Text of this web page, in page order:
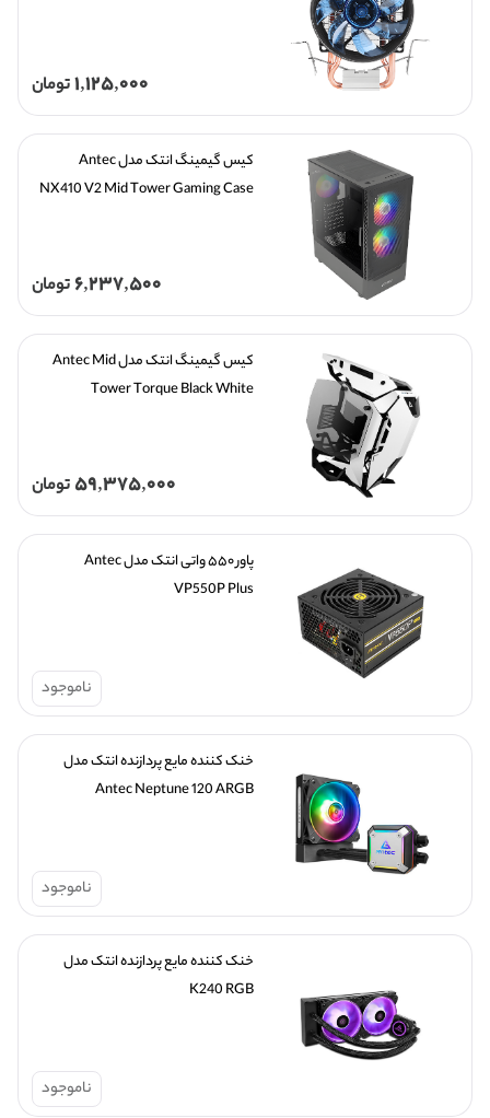
1,125,000تومان
NX410 V2 Mid Tower Gaming Case
6,237,500 تومان
Tower Torque Black White
59,375,000 تومان
VP550P Plus
ناموجود
Antec Neptune 120 ARGB
ناموجود
K240 RGB
ناموجود